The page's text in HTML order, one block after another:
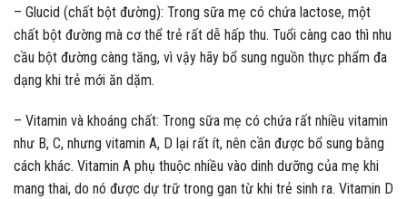
– Glucid (chất bột đường): Trong sữa mẹ có chứa lactose, một
chất bột đường mà cơ thể trẻ rất dễ hấp thu. Tuổi càng cao thì nhu
cầu bột đường càng tăng, vì vậy hãy bổ sung nguồn thực phẩm đa
dạng khi trẻ mới ăn dặm.
– Vitamin và khoáng chất: Trong sữa mẹ có chứa rất nhiều vitamin
như B, C, nhưng vitamin A, D lại rất ít, nên cần được bổ sung bằng
cách khác. Vitamin A phụ thuộc nhiều vào dinh dưỡng của mẹ khi
mang thai, do nó được dự trữ trong gan từ khi trẻ sinh ra. Vitamin D